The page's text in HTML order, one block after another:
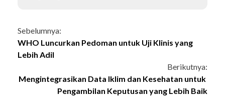
Continue
Reading
Sebelumnya:
WHO Luncurkan Pedoman untuk Uji Klinis yang
Lebih Adil
Berikutnya:
Mengintegrasikan Data Iklim dan Kesehatan untuk
Pengambilan Keputusan yang Lebih Baik